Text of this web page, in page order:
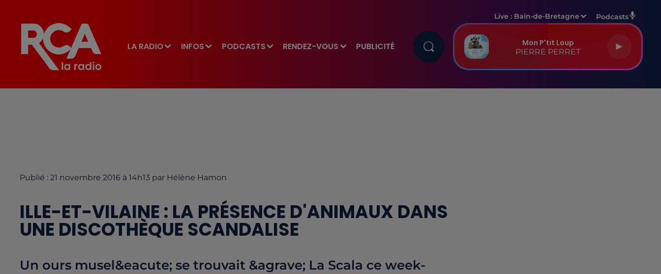
LA RADIO INFOS PODCASTS RENDEZ-VOUS PUBLICITÉ
Live : Bain-de-Bretagne Podcasts
Mon P'tit Loup
PIERRE PERRET
Publié : 21 novembre 2016 à 14h13 par Hélène Hamon
ILLE-ET-VILAINE : LA PRÉSENCE D'ANIMAUX DANS
UNE DISCOTHÈQUE SCANDALISE
Un ours musel&eacute; se trouvait &agrave; La Scala ce week-